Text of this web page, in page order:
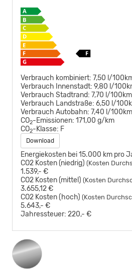
Verbrauch kombiniert: 7,50 l/
Verbrauch Innenstadt: 9,80 l/
Verbrauch Stadtrand: 7,70 l/100km
Verbrauch Landstraße: 6,50 l/
Verbrauch Autobahn: 7,40 l/100km
CO2-Emissionen: 171,00 g/km
CO2-Klasse: F
Download
Energiekosten bei 15.000 km pro
CO2 Kosten (niedrig) (Kosten
1.539,- €
CO2 Kosten (mittel) (Kosten
3.655,12 €
CO2 Kosten (hoch) (Kosten
5.643,- €
Jahressteuer: 220,- €